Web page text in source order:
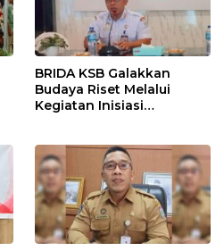
BRIDA KSB Galakkan
Budaya Riset Melalui
Kegiatan Inisiasi